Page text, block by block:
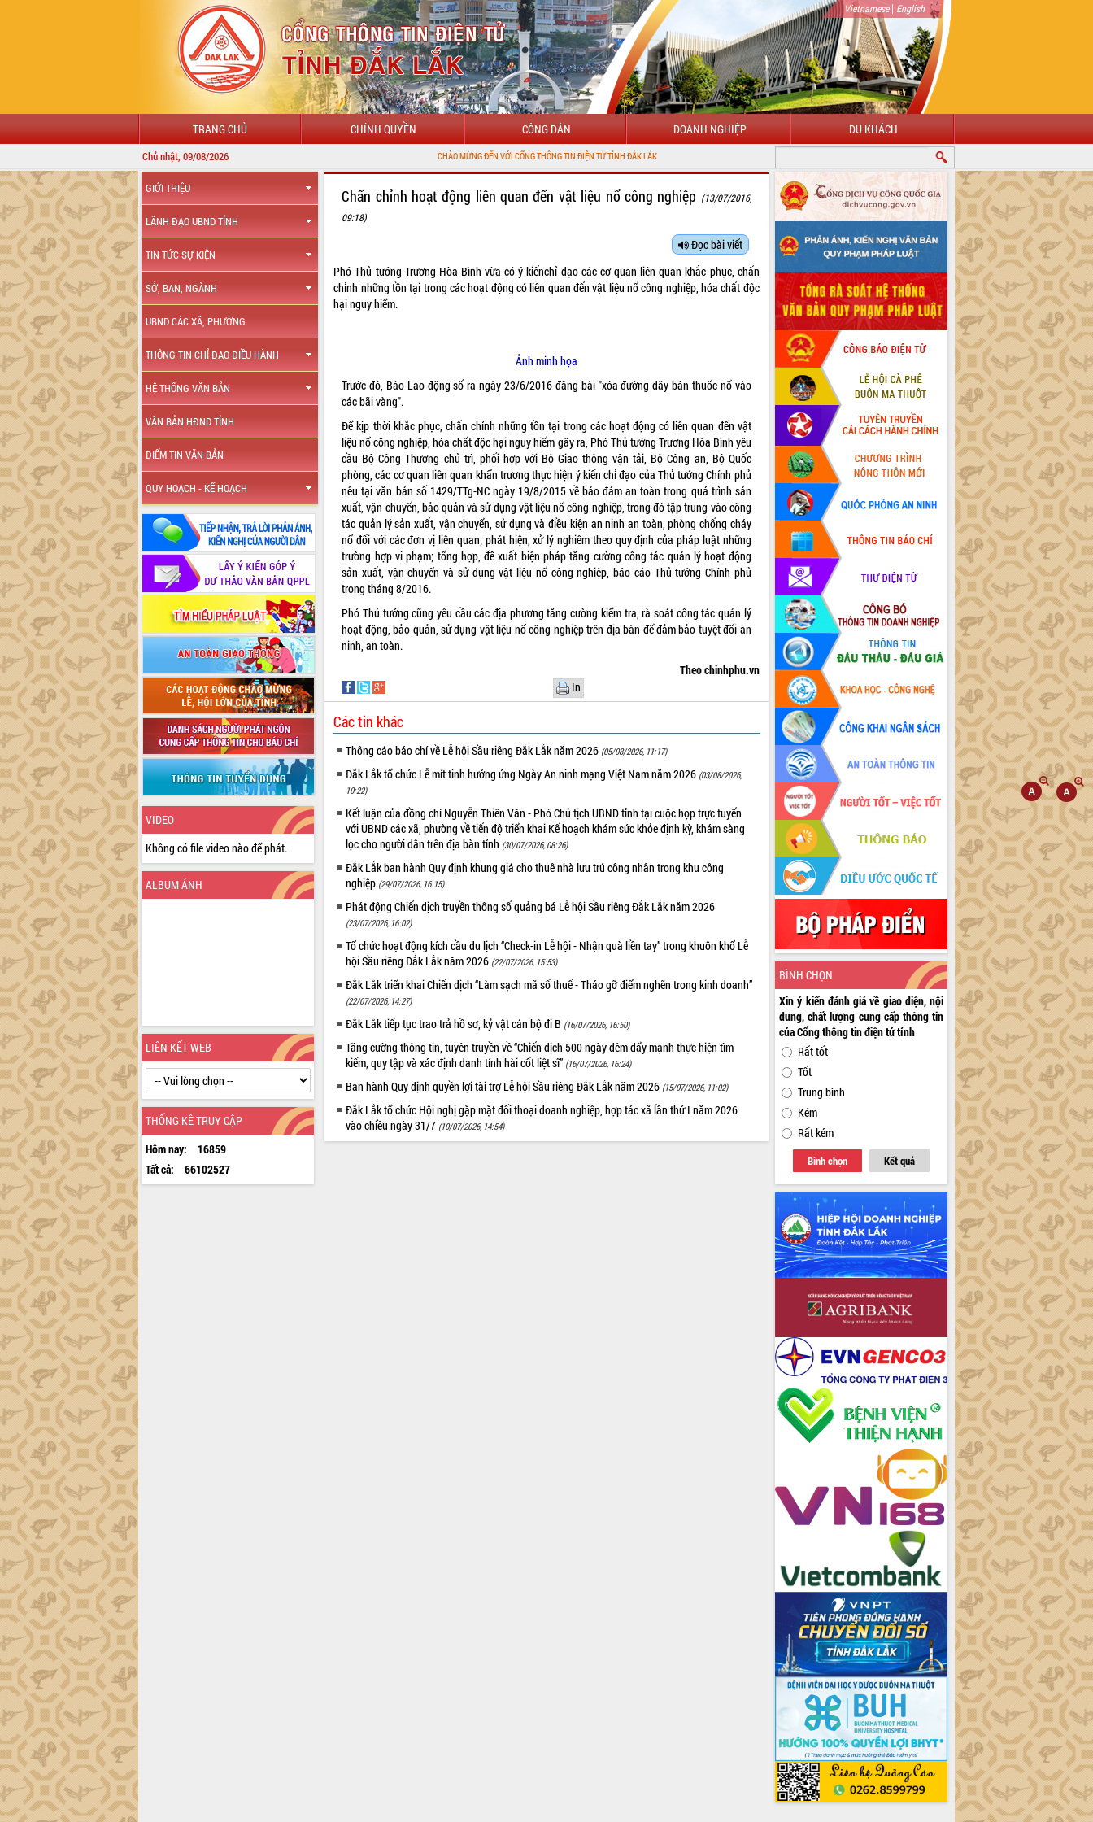
Vietnamese| English
TRANG CHỦ CHÍNH QUYỀN CÔNG DÂN DOANH NGHIỆP DU KHÁCH
Chủ nhật, 09/08/2026 CHÀO MỪNG ĐẾN VỚI CỔNG THÔNG TIN ĐIỆN TỬ TỈNH ĐẮK LẮK
GIỚI THIỆU
LÃNH ĐẠO UBND TỈNH
TIN TỨC SỰ KIỆN
SỞ, BAN, NGÀNH
UBND CÁC XÃ, PHƯỜNG
THÔNG TIN CHỈ ĐẠO ĐIỀU HÀNH
HỆ THỐNG VĂN BẢN
VĂN BẢN HĐND TỈNH
ĐIỂM TIN VĂN BẢN
QUY HOẠCH - KẾ HOẠCH
VIDEO
Không có file video nào để phát.
ALBUM ẢNH
LIÊN KẾT WEB
THỐNG KÊ TRUY CẬP
Hôm nay:
16859
Tất cả:
66102527
Chấn chỉnh hoạt động liên quan đến vật liệu nổ công nghiệp (13/07/2016,
09:18)
Đọc bài viết
Phó Thủ tướng Trương Hòa Bình vừa cóý kiếnchỉ đạo các cơ quan liên quan khắc phục, chấn
chỉnh những tồn tại trong các hoạt động có liên quan đến vật liệu nổ công nghiệp, hóa chất độc
hại nguy hiểm.
Ảnh minh họa
Trước đó, Báo Lao động số ra ngày 23/6/2016 đăng bài "xóa đường dây bán thuốc nổ vào
các bãi vàng".
Để kịp thời khắc phục, chấn chỉnh những tồn tại trong các hoạt động có liên quan đến vật
liệu nổ công nghiệp, hóa chất độc hại nguy hiểm gây ra, Phó Thủ tướng Trương Hòa Bình yêu
cầu Bộ Công Thương chủ trì, phối hợp với Bộ Giao thông vận tải, Bộ Công an, Bộ Quốc
phòng, các cơ quan liên quan khẩn trương thực hiện ý kiến chỉ đạo của Thủ tướng Chính phủ
nêu tại văn bản số 1429/TTg-NC ngày 19/8/2015 về bảo đảm an toàn trong quá trình sản
xuất, vận chuyển, bảo quản và sử dụng vật liệu nổ công nghiệp, trong đó tập trung vào công
tác quản lý sản xuất, vận chuyển, sử dụng và điều kiện an ninh an toàn, phòng chống cháy
nổ đối với các đơn vị liên quan; phát hiện, xử lý nghiêm theo quy định của pháp luật những
trường hợp vi phạm; tổng hợp, đề xuất biện pháp tăng cường công tác quản lý hoạt động
sản xuất, vận chuyển và sử dụng vật liệu nổ công nghiệp, báo cáo Thủ tướng Chính phủ
trong tháng 8/2016.
Phó Thủ tướng cũng yêu cầu các địa phương tăng cường kiểm tra, rà soát công tác quản lý
hoạt động, bảo quản, sử dụng vật liệu nổ công nghiệp trên địa bàn để đảm bảo tuyệt đối an
ninh, an toàn.
Theo chinhphu.vn
In
Các tin khác
Thông cáo báo chí về Lễ hội Sầu riêng Đắk Lắk năm 2026 (05/08/2026, 11:17)
Đắk Lắk tổ chức Lễ mít tinh hưởng ứng Ngày An ninh mạng Việt Nam năm 2026 (03/08/2026,
10:22)
Kết luận của đồng chí Nguyễn Thiên Văn - Phó Chủ tịch UBND tỉnh tại cuộc họp trực tuyến
với UBND các xã, phường về tiến độ triển khai Kế hoạch khám sức khỏe định kỳ, khám sàng
lọc cho người dân trên địa bàn tỉnh (30/07/2026, 08:26)
Đắk Lắk ban hành Quy định khung giá cho thuê nhà lưu trú công nhân trong khu công
nghiệp (29/07/2026, 16:15)
Phát động Chiến dịch truyền thông số quảng bá Lễ hội Sầu riêng Đắk Lắk năm 2026
(23/07/2026, 16:02)
Tổ chức hoạt động kích cầu du lịch “Check-in Lễ hội - Nhận quà liền tay” trong khuôn khổ Lễ
hội Sầu riêng Đắk Lắk năm 2026 (22/07/2026, 15:53)
Đắk Lắk triển khai Chiến dịch “Làm sạch mã số thuế - Tháo gỡ điểm nghẽn trong kinh doanh”
(22/07/2026, 14:27)
Đắk Lắk tiếp tục trao trả hồ sơ, kỷ vật cán bộ đi B (16/07/2026, 16:50)
Tăng cường thông tin, tuyên truyền về “Chiến dịch 500 ngày đêm đẩy mạnh thực hiện tìm
kiếm, quy tập và xác định danh tính hài cốt liệt sĩ” (16/07/2026, 16:24)
Ban hành Quy định quyền lợi tài trợ Lễ hội Sầu riêng Đắk Lắk năm 2026 (15/07/2026, 11:02)
Đắk Lắk tổ chức Hội nghị gặp mặt đối thoại doanh nghiệp, hợp tác xã lần thứ I năm 2026
vào chiều ngày 31/7 (10/07/2026, 14:54)
BÌNH CHỌN
Xin ý kiến đánh giá về giao diện, nội
dung, chất lượng cung cấp thông tin
của Cổng thông tin điện tử tỉnh
Rất tốt
Tốt
Trung bình
Kém
Rất kém
Bình chọn Kết quả